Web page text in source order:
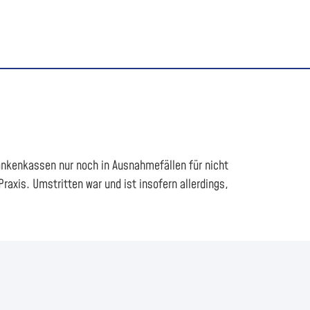
nur noch in Ausnahmefällen für nicht
Umstritten war und ist insofern allerdings,